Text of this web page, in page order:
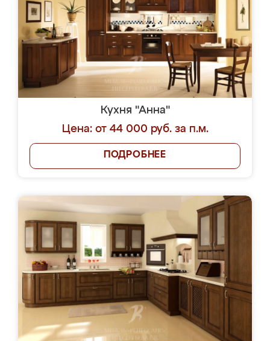
Кухня "Анна"
Цена: от 44 000 руб. за п.м.
ПОДРОБНЕЕ